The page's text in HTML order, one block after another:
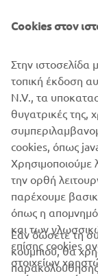
©Yamaha Motor
δεν επιτρέπεται
εμπορικούς
της Yamaha
Co., Ltd.
Πάντα, να
κανόνες οδικής
ΕΤΑΙΡΕΊΑ
Cookies στον
Στην
τοπική έκδοση
N.V., τα
θυγατρικές της,
cookies, όπως
Χρησιμοποιούμε
την ορθή
παρέχουμε
όπως η
και των
επίσης cookies
στοιχείων
Εάν δώσετε τη
κουμπιού, θα